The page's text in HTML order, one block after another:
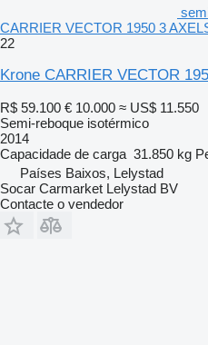
CARRIER VECTOR 1950 3
22
Krone CARRIER VECTOR
R$ 59.100 € 10.000 ≈ US$ 11.550
Semi-reboque isotérmico
2014
Capacidade de carga 31.850 kg
Países Baixos, Lelystad
Socar Carmarket Lelystad BV
Contacte o vendedor